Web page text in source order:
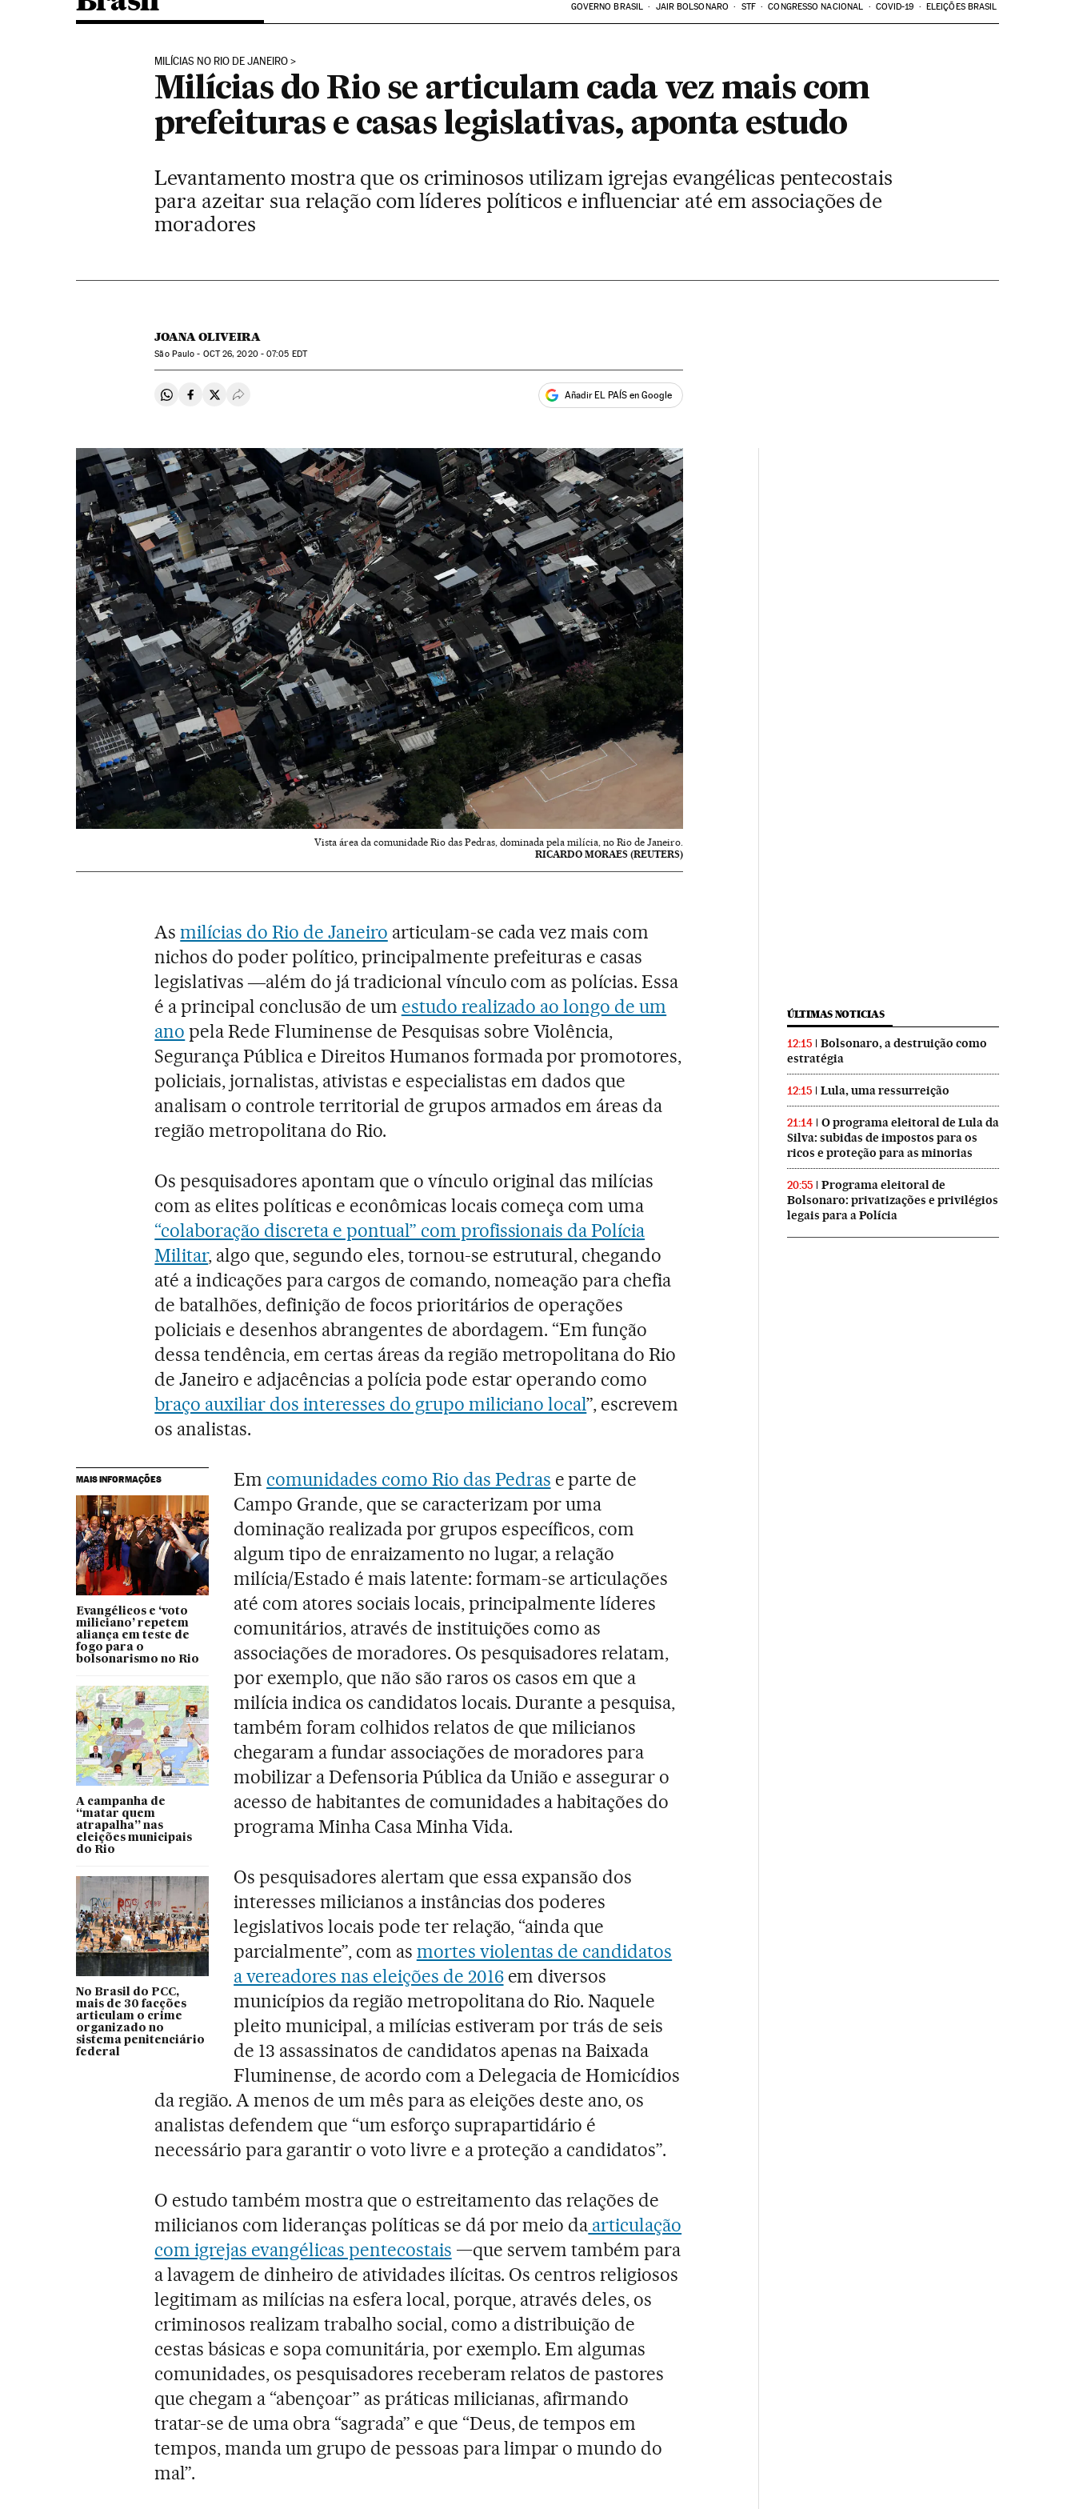
GOVERNO BRASIL JAIR BOLSONARO STF CONGRESSO NACIONAL COVID-19 ELEIÇÕES BRASIL
MILÍCIAS NO RIO DE JANEIRO
Milícias do Rio se articulam cada vez mais com
prefeituras e casas legislativas, aponta estudo
Levantamento mostra que os criminosos utilizam igrejas evangélicas pentecostais
para azeitar sua relação com líderes políticos e influenciar até em associações de
moradores
JOANA OLIVEIRA
São Paulo - OCT26, 2020 - 07:05 EDT
Compartir en Whatsapp
Compartir en Facebook
Compartir en Twitter
Desplegar Redes Sociales Añadir EL PAÍS en Google
Vista área da comunidade Rio das Pedras, dominada pela milícia, no Rio de Janeiro.
RICARDO MORAES (REUTERS)
Asmilícias do Rio de Janeiro articulam-se cada vez mais com
nichos do poder político, principalmente prefeituras e casas
legislativas ―além do já tradicional vínculo com as polícias. Essa
é a principal conclusão de um estudo realizado ao longo de um
ano pela Rede Fluminense de Pesquisas sobre Violência,
Segurança Pública e Direitos Humanos formada por promotores,
policiais, jornalistas, ativistas e especialistas em dados que
analisam o controle territorial de grupos armados em áreas da
região metropolitana do Rio.
Os pesquisadores apontam que o vínculo original das milícias
com as elites políticas e econômicas locais começa com uma
“colaboração discreta e pontual” com profissionais da Polícia
Militar, algo que, segundo eles, tornou-se estrutural, chegando
até a indicações para cargos de comando, nomeação para chefia
de batalhões, definição de focos prioritários de operações
policiais e desenhos abrangentes de abordagem. “Em função
dessa tendência, em certas áreas da região metropolitana do Rio
de Janeiro e adjacências a polícia pode estar operando como
braço auxiliar dos interesses do grupo miliciano local”, escrevem
os analistas.
MAIS INFORMAÇÕES
Evangélicos e ‘voto
miliciano’ repetem
aliança em teste de
fogo para o
bolsonarismo no Rio
A campanha de
“matar quem
atrapalha” nas
eleições municipais
do Rio
No Brasil do PCC,
mais de 30 facções
articulam o crime
organizado no
sistema penitenciário
federal
Em comunidades como Rio das Pedras e parte de
Campo Grande, que se caracterizam por uma
dominação realizada por grupos específicos, com
algum tipo de enraizamento no lugar, a relação
milícia/Estado é mais latente: formam-se articulações
até com atores sociais locais, principalmente líderes
comunitários, através de instituições como as
associações de moradores. Os pesquisadores relatam,
por exemplo, que não são raros os casos em que a
milícia indica os candidatos locais. Durante a pesquisa,
também foram colhidos relatos de que milicianos
chegaram a fundar associações de moradores para
mobilizar a Defensoria Pública da União e assegurar o
acesso de habitantes de comunidades a habitações do
programa Minha Casa Minha Vida.
Os pesquisadores alertam que essa expansão dos
interesses milicianos a instâncias dos poderes
legislativos locais pode ter relação, “ainda que
parcialmente”, com as mortes violentas de candidatos
a vereadores nas eleições de 2016em diversos
municípios da região metropolitana do Rio. Naquele
pleito municipal, a milícias estiveram por trás de seis
de 13 assassinatos de candidatos apenas na Baixada
Fluminense, de acordo com a Delegacia de Homicídios
da região. A menos de um mês para as eleições deste ano, os
analistas defendem que “um esforço suprapartidário é
necessário para garantir o voto livre e a proteção a candidatos”.
O estudo também mostra que o estreitamento das relações de
milicianos com lideranças políticas se dá por meio da articulação
com igrejas evangélicas pentecostais —que servem também para
a lavagem de dinheiro de atividades ilícitas. Os centros religiosos
legitimam as milícias na esfera local, porque, através deles, os
criminosos realizam trabalho social, como a distribuição de
cestas básicas e sopa comunitária, por exemplo. Em algumas
comunidades, os pesquisadores receberam relatos de pastores
que chegam a “abençoar” as práticas milicianas, afirmando
tratar-se de uma obra “sagrada” e que “Deus, de tempos em
tempos, manda um grupo de pessoas para limpar o mundo do
mal”.
ÚLTIMAS NOTICIAS
12:15
Bolsonaro, a destruição como
estratégia
12:15 Lula, uma ressurreição
21:14
O programa eleitoral de Lula da
Silva: subidas de impostos para os
ricos e proteção para as minorias
20:55
Programa eleitoral de
Bolsonaro: privatizações e privilégios
legais para a Polícia